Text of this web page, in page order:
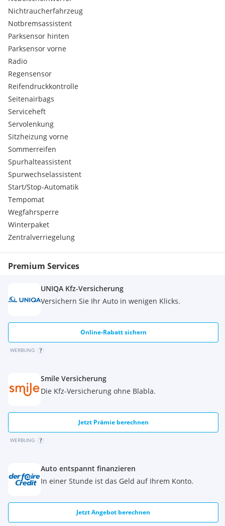
Nichtraucherfahrzeug
Notbremsassistent
Parksensor hinten
Parksensor vorne
Radio
Regensensor
Reifendruckkontrolle
Seitenairbags
Serviceheft
Servolenkung
Sitzheizung vorne
Sommerreifen
Spurhalteassistent
Spurwechselassistent
Start/Stop-Automatik
Tempomat
Wegfahrsperre
Winterpaket
Zentralverriegelung
Premium Services
UNIQA Kfz-Versicherung
Versichern Sie Ihr Auto in wenigen Klicks.
Online-Rabatt sichern
WERBUNG
Smile Versicherung
Die Kfz-Versicherung ohne Blabla.
Jetzt Prämie berechnen
WERBUNG
Auto entspannt finanzieren
In einer Stunde ist das Geld auf Ihrem Konto.
Jetzt Angebot berechnen